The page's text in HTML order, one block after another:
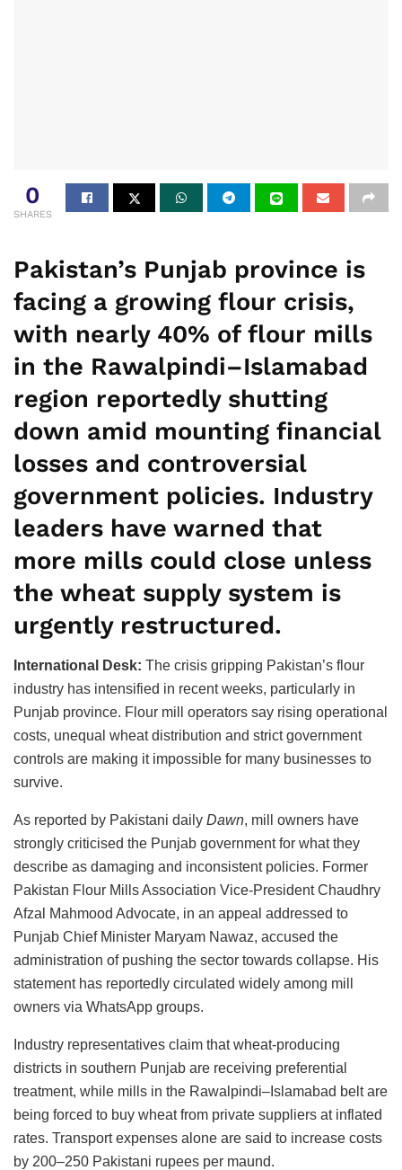
0
SHARES
Pakistan’s Punjab province is
facing a growing flour crisis,
with nearly 40% of flour mills
in the Rawalpindi–Islamabad
region reportedly shutting
down amid mounting financial
losses and controversial
government policies. Industry
leaders have warned that
more mills could close unless
the wheat supply system is
urgently restructured.
International Desk: The crisis gripping Pakistan’s flour
industry has intensified in recent weeks, particularly in
Punjab province. Flour mill operators say rising operational
costs, unequal wheat distribution and strict government
controls are making it impossible for many businesses to
survive.
As reported by Pakistani daily Dawn, mill owners have
strongly criticised the Punjab government for what they
describe as damaging and inconsistent policies. Former
Pakistan Flour Mills Association Vice-President Chaudhry
Afzal Mahmood Advocate, in an appeal addressed to
Punjab Chief Minister Maryam Nawaz, accused the
administration of pushing the sector towards collapse. His
statement has reportedly circulated widely among mill
owners via WhatsApp groups.
Industry representatives claim that wheat-producing
districts in southern Punjab are receiving preferential
treatment, while mills in the Rawalpindi–Islamabad belt are
being forced to buy wheat from private suppliers at inflated
rates. Transport expenses alone are said to increase costs
by 200–250 Pakistani rupees per maund.